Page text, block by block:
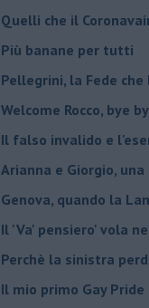
Quelli che il
Più banane per tutti
Pellegrini, la Fede
Welcome Rocco, bye
Il falso invalido e
Arianna e Giorgio,
Genova, quando la
Il 'Va' pensiero' vola
Perchè la sinistra
Il mio primo Gay Pride